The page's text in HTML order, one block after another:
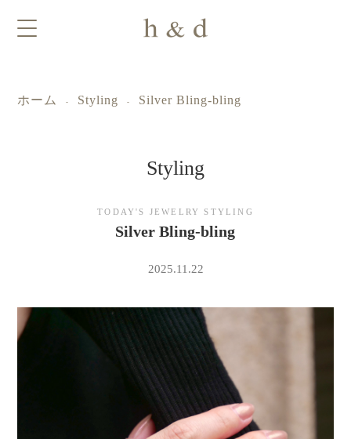
ホーム - Styling - Silver Bling-bling
Styling
ジ
TODAY'S JEWELRY STYLING
Silver Bling-bling
2025.11.22